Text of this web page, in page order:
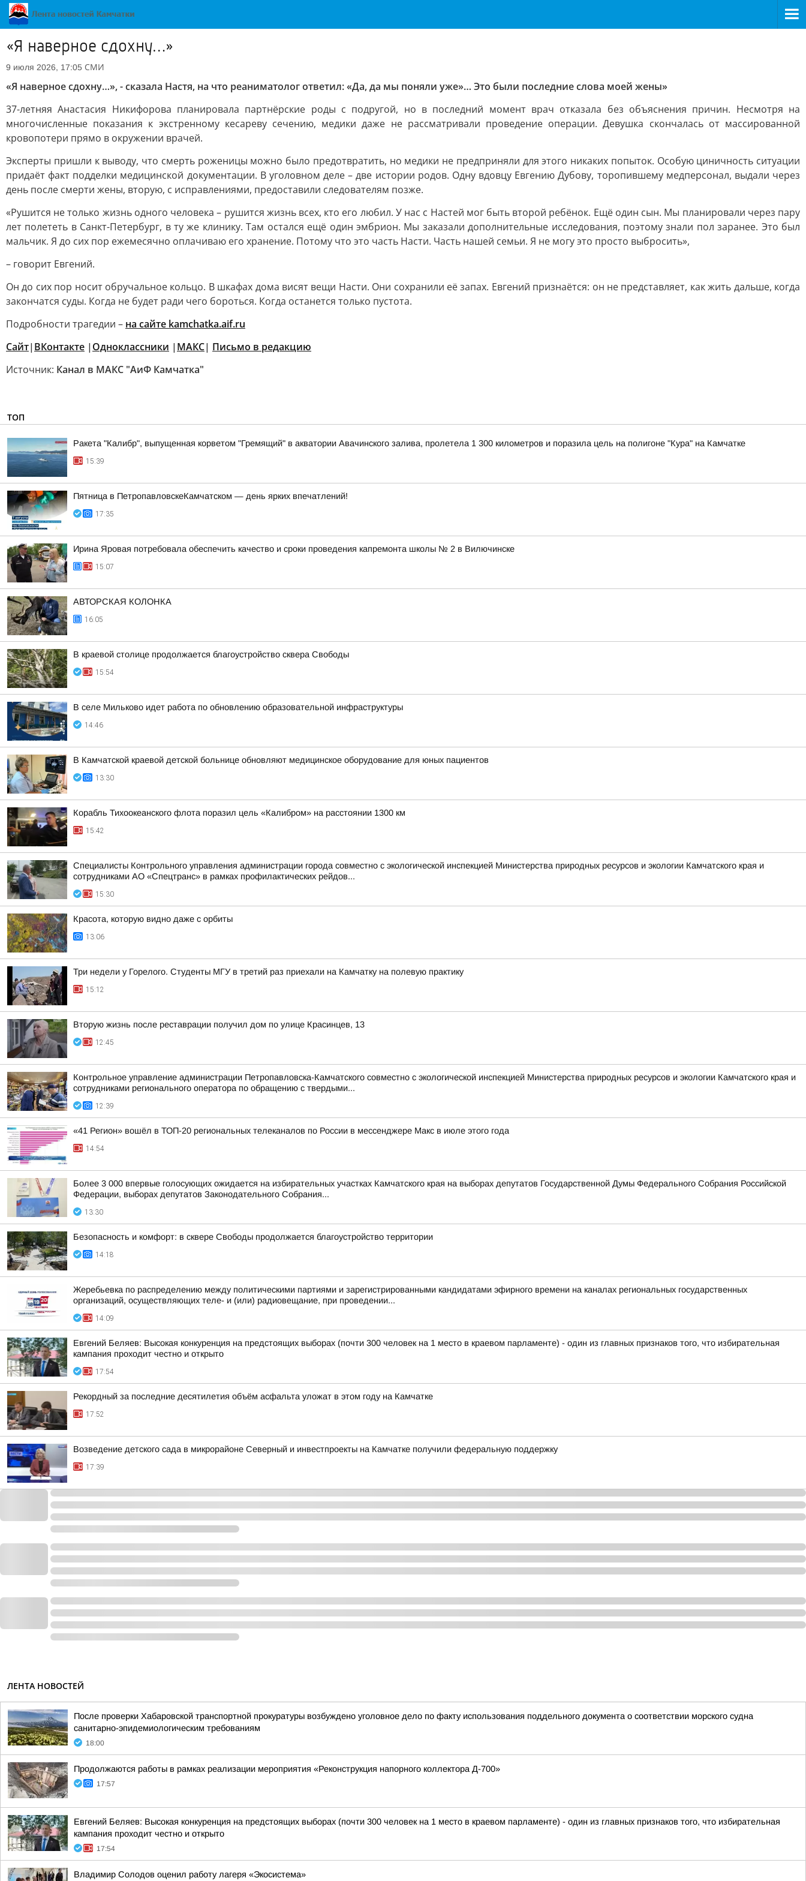
«Я наверное сдохну…»
9 июля 2026, 17:05 СМИ
«Я наверное сдохну…», - сказала Настя, на что реаниматолог ответил: «Да, да мы поняли уже»… Это были последние слова моей жены»
37-летняя Анастасия Никифорова планировала партнёрские роды с подругой, но в последний момент врач отказала без объяснения причин. Несмотря на
многочисленные показания к экстренному кесареву сечению, медики даже не рассматривали проведение операции. Девушка скончалась от массированной
кровопотери прямо в окружении врачей.
Эксперты пришли к выводу, что смерть роженицы можно было предотвратить, но медики не предприняли для этого никаких попыток. Особую циничность ситуации
придаёт факт подделки медицинской документации. В уголовном деле – две истории родов. Одну вдовцу Евгению Дубову, торопившему медперсонал, выдали через
день после смерти жены, вторую, с исправлениями, предоставили следователям позже.
«Рушится не только жизнь одного человека – рушится жизнь всех, кто его любил. У нас с Настей мог быть второй ребёнок. Ещё один сын. Мы планировали через пару
лет полететь в Санкт-Петербург, в ту же клинику. Там остался ещё один эмбрион. Мы заказали дополнительные исследования, поэтому знали пол заранее. Это был
мальчик. Я до сих пор ежемесячно оплачиваю его хранение. Потому что это часть Насти. Часть нашей семьи. Я не могу это просто выбросить»,
– говорит Евгений.
Он до сих пор носит обручальное кольцо. В шкафах дома висят вещи Насти. Они сохранили её запах. Евгений признаётся: он не представляет, как жить дальше, когда
закончатся суды. Когда не будет ради чего бороться. Когда останется только пустота.
Подробности трагедии – на сайте kamchatka.aif.ru
Сайт| ВКонтакте | Одноклассники | MАКС| Письмо в редакцию
Источник: Канал в МАКС "АиФ Камчатка"
ТОП
Ракета "Калибр", выпущенная корветом "Гремящий" в акватории Авачинского залива, пролетела 1 300 километров и поразила цель на полигоне "Кура" на Камчатке
15:39
Пятница в ПетропавловскеКамчатском — день ярких впечатлений!
17:35
Ирина Яровая потребовала обеспечить качество и сроки проведения капремонта школы № 2 в Вилючинске
15:07
АВТОРСКАЯ КОЛОНКА
16:05
В краевой столице продолжается благоустройство сквера Свободы
15:54
В селе Мильково идет работа по обновлению образовательной инфраструктуры
14:46
В Камчатской краевой детской больнице обновляют медицинское оборудование для юных пациентов
13:30
Корабль Тихоокеанского флота поразил цель «Калибром» на расстоянии 1300 км
15:42
Специалисты Контрольного управления администрации города совместно с экологической инспекцией Министерства природных ресурсов и экологии Камчатского края и
сотрудниками АО «Спецтранс» в рамках профилактических рейдов...
15:30
Красота, которую видно даже с орбиты
13:06
Три недели у Горелого. Студенты МГУ в третий раз приехали на Камчатку на полевую практику
15:12
Вторую жизнь после реставрации получил дом по улице Красинцев, 13
12:45
Контрольное управление администрации Петропавловска-Камчатского совместно с экологической инспекцией Министерства природных ресурсов и экологии Камчатского края и
сотрудниками регионального оператора по обращению с твердыми...
12:39
«41 Регион» вошёл в ТОП-20 региональных телеканалов по России в мессенджере Макс в июле этого года
14:54
Более 3 000 впервые голосующих ожидается на избирательных участках Камчатского края на выборах депутатов Государственной Думы Федерального Собрания Российской
Федерации, выборах депутатов Законодательного Собрания...
13:30
Безопасность и комфорт: в сквере Свободы продолжается благоустройство территории
14:18
Жеребьевка по распределению между политическими партиями и зарегистрированными кандидатами эфирного времени на каналах региональных государственных
организаций, осуществляющих теле- и (или) радиовещание, при проведении...
14:09
Евгений Беляев: Высокая конкуренция на предстоящих выборах (почти 300 человек на 1 место в краевом парламенте) - один из главных признаков того, что избирательная
кампания проходит честно и открыто
17:54
Рекордный за последние десятилетия объём асфальта уложат в этом году на Камчатке
17:52
Возведение детского сада в микрорайоне Северный и инвестпроекты на Камчатке получили федеральную поддержку
17:39
ЛЕНТА НОВОСТЕЙ
После проверки Хабаровской транспортной прокуратуры возбуждено уголовное дело по факту использования поддельного документа о соответствии морского судна
санитарно-эпидемиологическим требованиям
18:00
Продолжаются работы в рамках реализации мероприятия «Реконструкция напорного коллектора Д-700»
17:57
Евгений Беляев: Высокая конкуренция на предстоящих выборах (почти 300 человек на 1 место в краевом парламенте) - один из главных признаков того, что избирательная
кампания проходит честно и открыто
17:54
Владимир Солодов оценил работу лагеря «Экосистема»